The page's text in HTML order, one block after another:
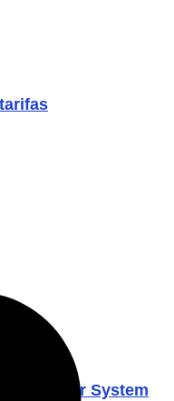
Power System